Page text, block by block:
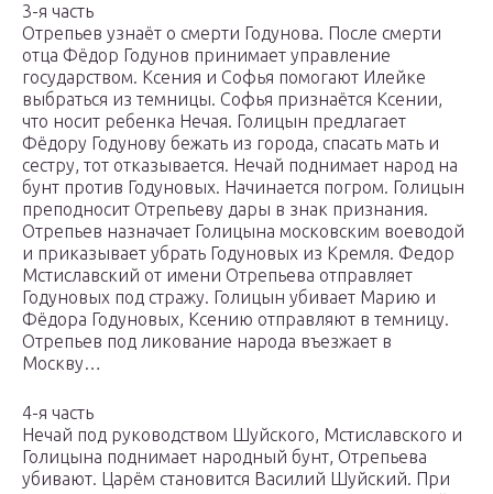
3-я часть
Отрепьев узнаёт о смерти Годунова. После смерти
отца Фёдор Годунов принимает управление
государством. Ксения и Софья помогают Илейке
выбраться из темницы. Софья признаётся Ксении,
что носит ребенка Нечая. Голицын предлагает
Фёдору Годунову бежать из города, спасать мать и
сестру, тот отказывается. Нечай поднимает народ на
бунт против Годуновых. Начинается погром. Голицын
преподносит Отрепьеву дары в знак признания.
Отрепьев назначает Голицына московским воеводой
и приказывает убрать Годуновых из Кремля. Федор
Мстиславский от имени Отрепьева отправляет
Годуновых под стражу. Голицын убивает Марию и
Фёдора Годуновых, Ксению отправляют в темницу.
Отрепьев под ликование народа въезжает в
Москву…
4-я часть
Нечай под руководством Шуйского, Мстиславского и
Голицына поднимает народный бунт, Отрепьева
убивают. Царём становится Василий Шуйский. При